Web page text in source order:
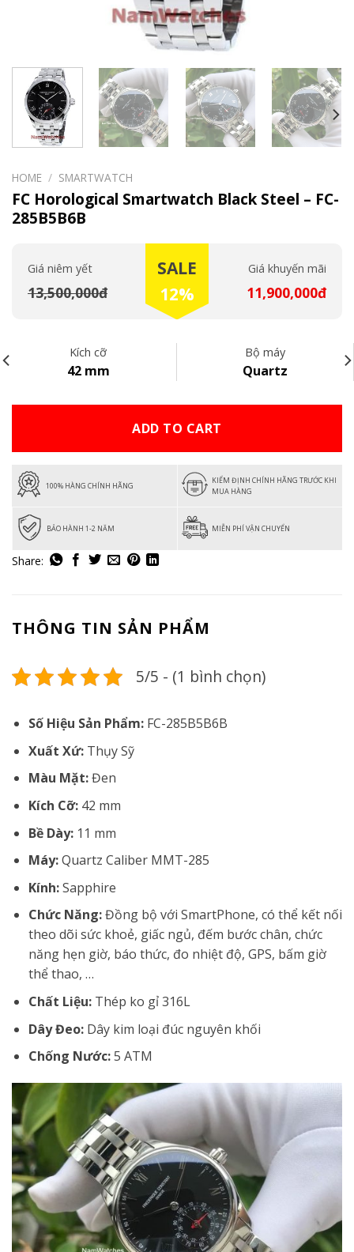
HOME / SMARTWATCH
FC Horological Smartwatch Black Steel – FC-
285B5B6B
Giá niêm yết
13,500,000đ
Giá khuyến mãi
11,900,000đ
SALE
12%
Kích cỡ
42 mm
Bộ máy
Quartz
ADD TO CART
100% HÀNG CHÍNH HÃNG
KIỂM ĐỊNH CHÍNH HÃNG TRƯỚC KHI
MUA HÀNG
BẢO HÀNH 1-2 NĂM MIỄN PHÍ VẬN CHUYỂN
THÔNG TIN SẢN PHẨM
5/5 - (1 bình chọn)
Số Hiệu Sản Phẩm:FC-285B5B6B
Xuất Xứ:Thụy Sỹ
Màu Mặt:Đen
Kích Cỡ:42 mm
Bề Dày:11 mm
Máy:Quartz Caliber MMT-285
Kính:Sapphire
Chức Năng:Đồng bộ với SmartPhone, có thể kết nối
theo dõi sức khoẻ, giấc ngủ, đếm bước chân, chức
năng hẹn giờ, báo thức, đo nhiệt độ, GPS, bấm giờ
thể thao, …
Chất Liệu: Thép ko gỉ 316L
Dây Đeo:Dây kim loại đúc nguyên khối
Chống Nước:5 ATM